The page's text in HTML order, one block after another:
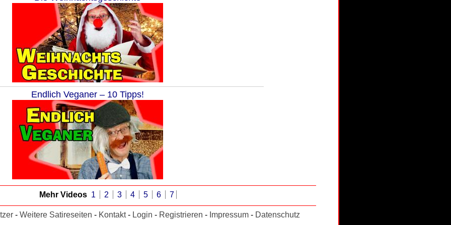
Endlich Veganer – 10 Tipps!
Mehr Videos 1 2 3 4 5 6 7
- Weitere Satireseiten - Kontakt- Login - Registrieren - Impressum - Datenschutz